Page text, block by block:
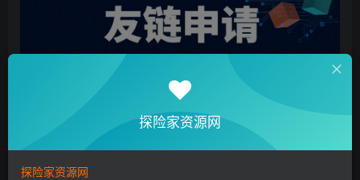
探险家资源网既不要排名也不为盈利，纯粹只是记录创
业心得，项目操作思路，写写感悟随笔，更新一些网络
探险家资源网
探险家资源网